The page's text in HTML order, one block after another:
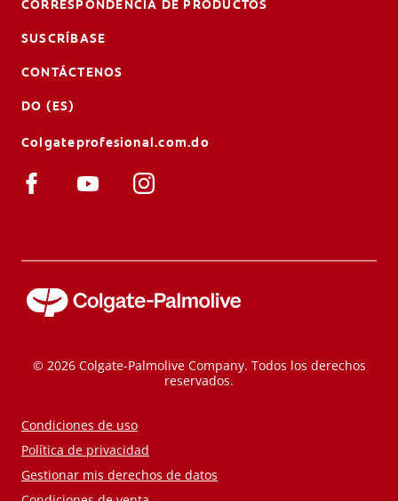
CORRESPONDENCIA DE PRODUCTOS
SUSCRÍBASE
CONTÁCTENOS
DO (ES)
Colgateprofesional.com.do
© 2026 Colgate-Palmolive Company. Todos los derechos
reservados.
Condiciones de uso
Política de privacidad
Gestionar mis derechos de datos